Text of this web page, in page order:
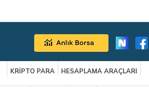
KRİPTO PARA
HESAPLAMA ARAÇLARI